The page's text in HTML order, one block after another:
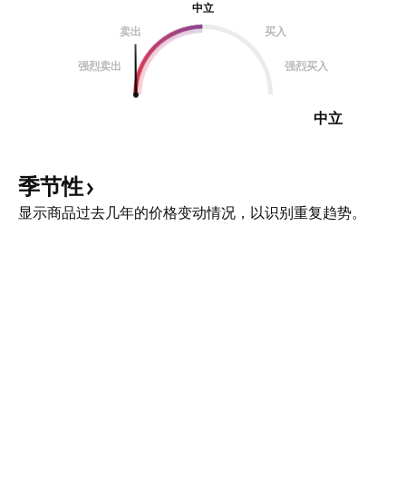
中立
卖出
买入
强烈卖出 强烈买入
中立
季节性
显示商品过去几年的价格变动情况，以识别重复趋势。